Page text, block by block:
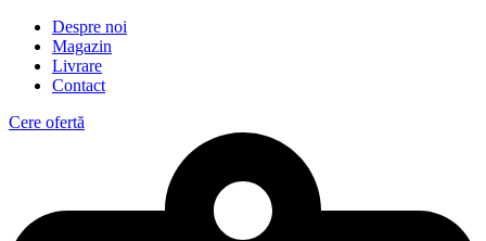
Despre noi
Magazin
Livrare
Contact
Cere ofertă